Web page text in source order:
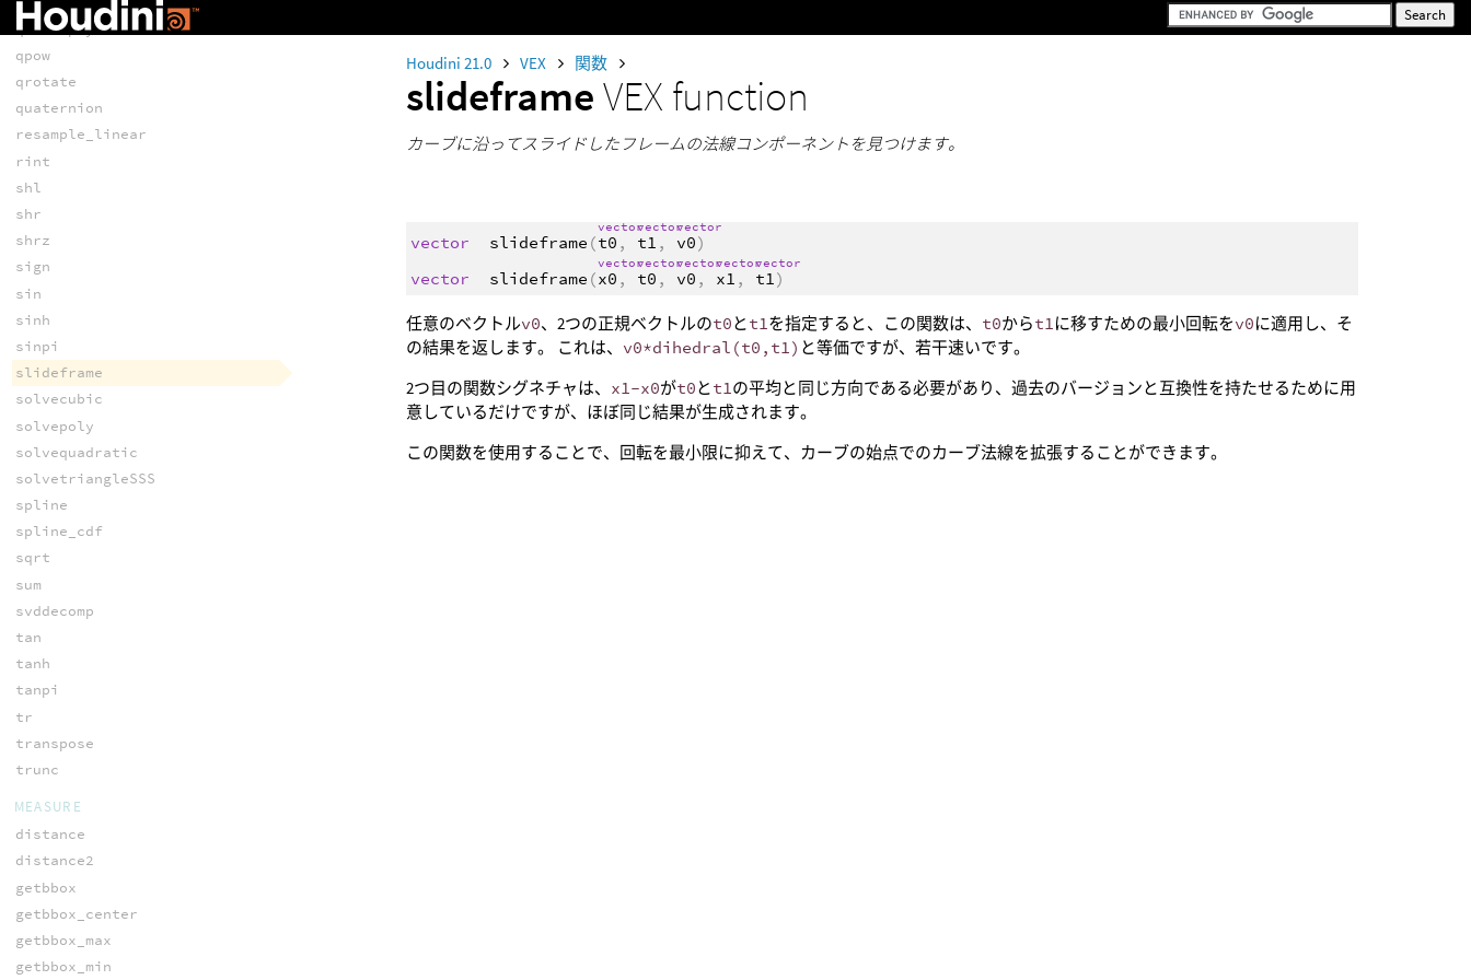
Houdini 21.0 VEX 関数
slideframeVEX function
カーブに沿ってスライドしたフレームの法線コンポーネントを見つけます。
vector slideframe (
vector
t0 ,
vector
t1 ,
vector
v0)
vector
slideframe (
vector
x0 ,
vector
t0 ,
vector
v0 ,
vector
x1 ,
vector
t1 )
任意のベクトルv0、2つの正規ベクトルのt0と t1 を指定すると、この関数は、 t0からt1 に移すための最小回転をv0に適用し、そ
の結果を返します。 これは、 v0*dihedral(t0,t1) と等価ですが、若干速いです。
2つ目の関数シグネチャは、 x1-x0がt0と t1 の平均と同じ方向である必要があり、過去のバージョンと互換性を持たせるために用
意しているだけですが、ほぼ同じ結果が生成されます。
この関数を使用することで、回転を最小限に抑えて、カーブの始点でのカーブ法線を拡張することができます。
qmultiply
qpow
qrotate
quaternion
resample_linear
rint
shl
shr
shrz
sign
sin
sinh
sinpi
slideframe
solvecubic
solvepoly
solvequadratic
solvetriangleSSS
spline
spline_cdf
sqrt
sum
svddecomp
tan
tanh
tanpi
tr
transpose
trunc
MEASURE
distance
distance2
getbbox
getbbox_center
getbbox_max
getbbox_min